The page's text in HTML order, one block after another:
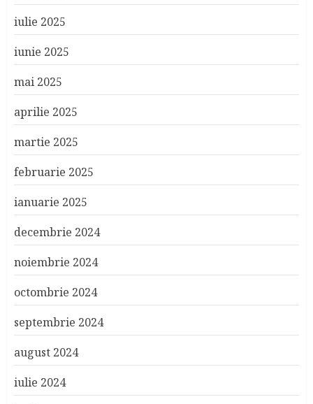
iulie 2025
iunie 2025
mai 2025
aprilie 2025
martie 2025
februarie 2025
ianuarie 2025
decembrie 2024
noiembrie 2024
octombrie 2024
septembrie 2024
august 2024
iulie 2024